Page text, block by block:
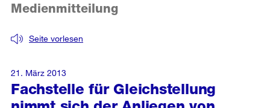
Fachstelle für Gleichstellung
Seite vorlesen
Medienmitteilung
21. März 2013